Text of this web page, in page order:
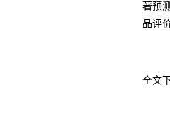
著预
品评
全文